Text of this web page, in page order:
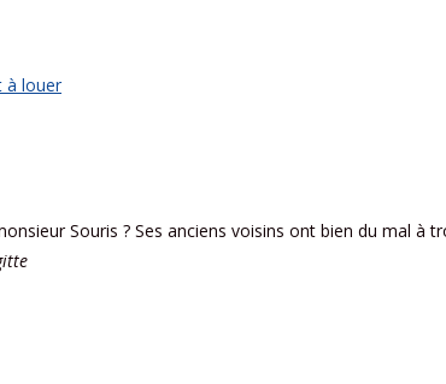
à louer
Souris ? Ses anciens voisins ont bien du mal